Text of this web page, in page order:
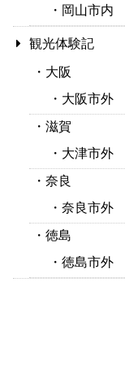
岡山市内
観光体験記
大阪
大阪市外
滋賀
大津市外
奈良
奈良市外
徳島
徳島市外